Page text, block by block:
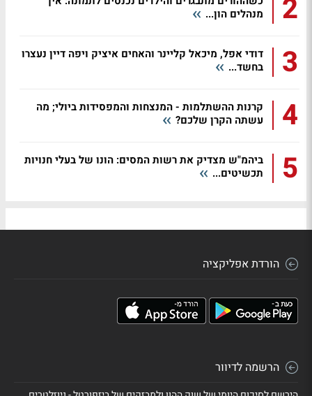
2
מנהלים הון...
3
דודי אפל, מיכאל קליינר והאחים איציק ויפה דיין נעצרו
בחשד...
4
קרנות ההשתלמות - המנצחות והמפסידות ביולי; מה
עשתה הקרן שלכם?
5
ביהמ"ש מצדיק את רשות המסים: הונו של בעלי חנויות
תכשיטים...
הורדת אפליקציה
הרשמה לדיוור